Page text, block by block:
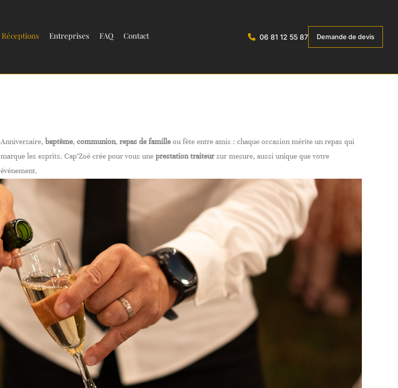
Réceptions Entreprises FAQ Contact 06 81 12 55 87 Demande de devis
Anniversaire, baptême, communion, repas de familleou fête entre amis : chaque occasion mérite un repas qui
marque les esprits. Cap’Zoé crée pour vous une prestation traiteursur mesure, aussi unique que votre
événement.